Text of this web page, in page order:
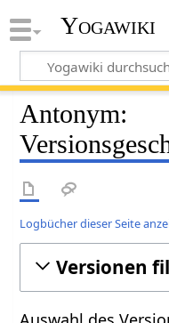
Yogawiki
Antonym:
Logbücher dieser Seite
Versionen